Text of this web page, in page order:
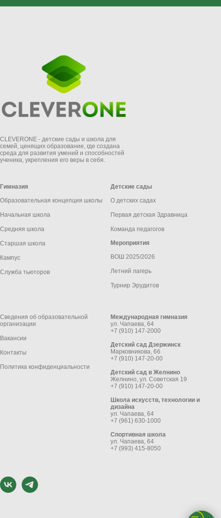
CLEVERONE - детские сады и школа для
семей, ценящих образование, где создана
среда для развития умений и способностей
ученика, укрепления его веры в себя.
Гимназия
Образовательная концепция школы
Начальная школа
Средняя школа
Старшая школа
Кампус
Служба тьюторов
Детские сады
О детских садах
Первая детская Здравница
Команда педагогов
Мероприятия
ВОШ 2025/2026
Летний лагерь
Турнир Эрудитов
Сведения об образовательной
организации
Вакансии
Контакты
Политика конфиденциальности
Международная гимназия
ул. Чапаева, 64
+7 (910) 147-2000
Детский сад Дзержинск
Марковникова, 6б
+7 (910) 147-20-00
Детский сад в Желнино
Желнино, ул. Советская 19
+7 (910) 147-20-00
Школа искусств, технологии и
дизайна
ул. Чапаева, 64
+7 (961) 630-1000
Спортивная школа
ул. Чапаева, 64
+7 (993) 415-8050